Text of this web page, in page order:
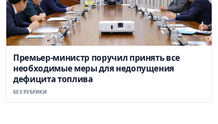
Премьер-министр поручил принять все
необходимые меры для недопущения
дефицита топлива
БЕЗ РУБРИКИ